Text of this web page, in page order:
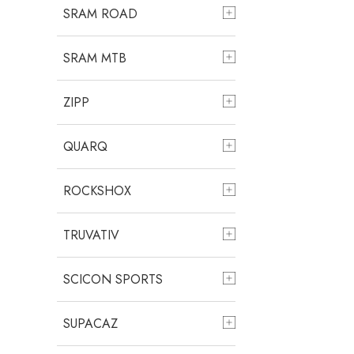
SRAM ROAD
SRAM MTB
ZIPP
QUARQ
ROCKSHOX
TRUVATIV
SCICON SPORTS
SUPACAZ